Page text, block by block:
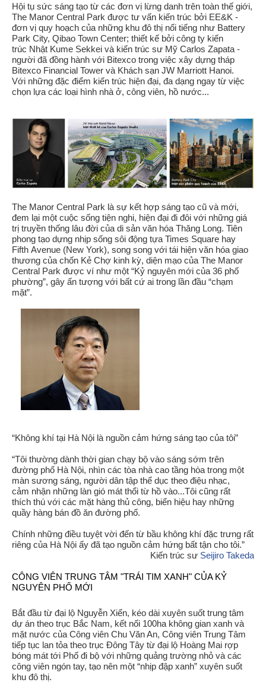
Hội tụ sức sáng tạo từ các đơn vị lừng danh trên toàn thế giới,
The Manor Central Park được tư vấn kiến trúc bởi EE&K -
đơn vị quy hoạch của những khu đô thị nổi tiếng như Battery
Park City, Qibao Town Center; thiết kế bởi công ty kiến
trúc Nhật Kume Sekkei và kiến trúc sư Mỹ Carlos Zapata -
người đã đồng hành với Bitexco trong việc xây dựng tháp
Bitexco Financial Tower và Khách sạn JW Marriott Hanoi.
Với những đặc điểm kiến trúc hiện đại, đa dạng ngay từ việc
chọn lựa các loại hình nhà ở, công viên, hồ nước...
The Manor Central Park là sự kết hợp sáng tạo cũ và mới,
đem lại một cuộc sống tiện nghi, hiện đại đi đôi với những giá
trị truyền thống lâu đời của di sản văn hóa Thăng Long. Tiên
phong tạo dựng nhịp sống sôi động tựa Times Square hay
Fifth Avenue (New York), song song với tái hiện văn hóa giao
thương của chốn Kẻ Chợ kinh kỳ, diện mạo của The Manor
Central Park được ví như một “Kỷ nguyên mới của 36 phố
phường”, gây ấn tượng với bất cứ ai trong lần đầu “chạm
mặt”.
“Không khí tại Hà Nội là nguồn cảm hứng sáng tạo của tôi”
“Tôi thường dành thời gian chạy bộ vào sáng sớm trên
đường phố Hà Nội, nhìn các tòa nhà cao tầng hòa trong một
màn sương sáng, người dân tập thể dục theo điệu nhạc,
cảm nhận những làn gió mát thổi từ hồ vào...Tôi cũng rất
thích thú với các mặt hàng thủ công, biển hiệu hay những
quầy hàng bán đồ ăn đường phố.
Chính những điều tuyệt vời đến từ bầu không khí đặc trưng rất
riêng của Hà Nội ấy đã tạo nguồn cảm hứng bất tận cho tôi.”
Kiến trúc sư Seijiro Takeda
CÔNG VIÊN TRUNG TÂM "TRÁI TIM XANH" CỦA KỶ
NGUYÊN PHỐ MỚI
Bắt đầu từ đại lộ Nguyễn Xiển, kéo dài xuyên suốt trung tâm
dự án theo trục Bắc Nam, kết nối 100ha không gian xanh và
mặt nước của Công viên Chu Văn An, Công viên Trung Tâm
tiếp tục lan tỏa theo trục Đông Tây từ đại lộ Hoàng Mai rợp
bóng mát tới Phố đi bộ với những quảng trường nhỏ và các
công viên ngón tay, tạo nên một “nhịp đập xanh” xuyên suốt
khu đô thị.